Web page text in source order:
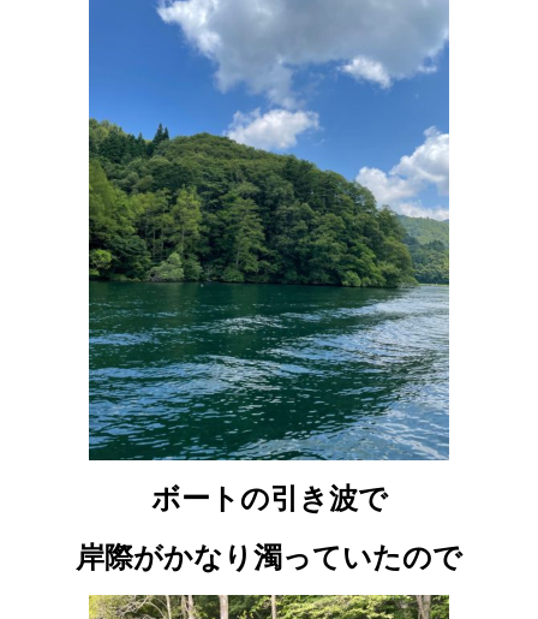
ボートの引き波で
岸際がかなり濁っていたので